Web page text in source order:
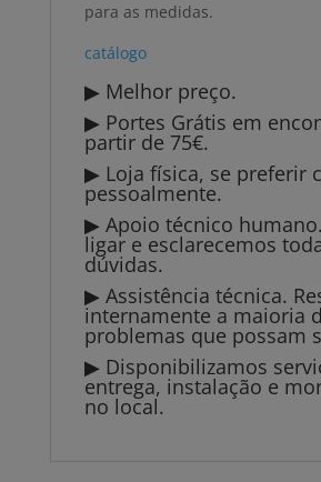
para as medidas.
catálogo
▶ Melhor preço.
▶ Portes Grátis em
partir de 75€.
▶ Loja física, se preferir
pessoalmente.
▶ Apoio técnico
ligar e esclarecemos
dúvidas.
▶ Assistência técnica.
internamente a maioria
problemas que possam
▶ Disponibilizamos
entrega, instalação e
no local.